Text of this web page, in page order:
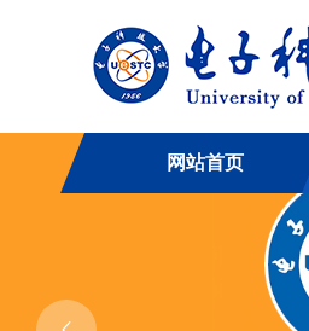
网站首页